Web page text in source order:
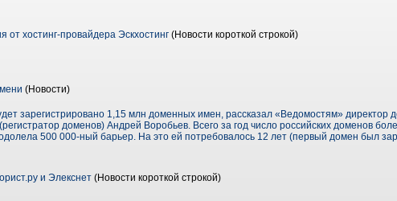
от хостинг-провайдера Эскхостинг (Новости короткой строкой)
(Новости)
зарегистрировано 1,15 млн доменных имен, рассказал «Ведомостям» директор
доменов) Андрей Воробьев. Всего за год число российских доменов
500 000-ный барьер. На это ей потребовалось 12 лет (первый домен был
и Элекснет (Новости короткой строкой)